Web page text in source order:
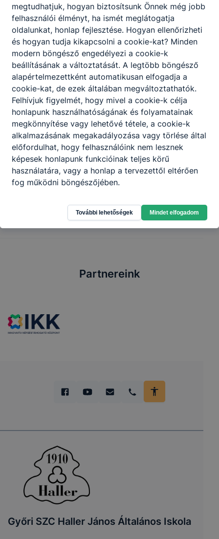
1.a sz. melléklet szülök közös felügy.docx
Letöltés
1.b sz. melléklet_egy szülői fe.docx
Letöltés
2. sz melléklet életvitelszerű tartózkodás
NYILATKOZAT.docx
Letöltés
3. sz melléklet nyilatkozat erkölcstan 2.docx
Letöltés
adatkezelési nyilatkozat.docx
Partnereink
Győri SZC Haller János Általános Iskola
megtudhatjuk, hogyan biztosítsunk Önnek még jobb
felhasználói élményt, ha ismét meglátogatja
oldalunkat, honlap fejlesztése. Hogyan ellenőrizheti
és hogyan tudja kikapcsolni a cookie-kat? Minden
modern böngésző engedélyezi a cookie-k
beállításának a változtatását. A legtöbb böngésző
alapértelmezettként automatikusan elfogadja a
cookie-kat, de ezek általában megváltoztathatók.
Felhívjuk figyelmét, hogy mivel a cookie-k célja
honlapunk használhatóságának és folyamatainak
megkönnyítése vagy lehetővé tétele, a cookie-k
alkalmazásának megakadályozása vagy törlése által
előfordulhat, hogy felhasználóink nem lesznek
képesek honlapunk funkcióinak teljes körű
használatára, vagy a honlap a tervezettől eltérően
fog működni böngészőjében.
További lehetőségek Mindet elfogadom